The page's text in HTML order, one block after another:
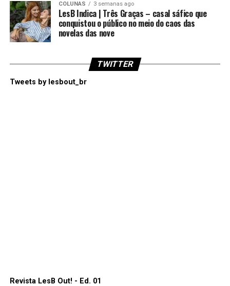
COLUNAS 3 semanas ago
LesB Indica | Três Graças – casal sáfico que
conquistou o público no meio do caos das
novelas das nove
TWITTER
Tweets by lesbout_br
Revista LesB Out! - Ed. 01